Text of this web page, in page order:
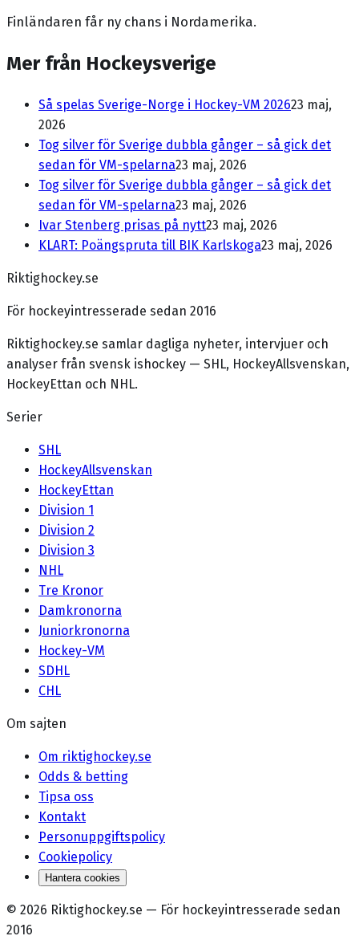
Finländaren får ny chans i Nordamerika.
Mer från Hockeysverige
Så spelas Sverige-Norge i Hockey-VM 202623 maj,
2026
Tog silver för Sverige dubbla gånger – så gick det
sedan för VM-spelarna23 maj, 2026
Tog silver för Sverige dubbla gånger – så gick det
sedan för VM-spelarna23 maj, 2026
Ivar Stenberg prisas på nytt23 maj, 2026
KLART: Poängspruta till BIK Karlskoga23 maj, 2026
Riktighockey.se
För hockeyintresserade sedan 2016
Riktighockey.se samlar dagliga nyheter, intervjuer och
analyser från svensk ishockey — SHL, HockeyAllsvenskan,
HockeyEttan och NHL.
Serier
SHL
HockeyAllsvenskan
HockeyEttan
Division 1
Division 2
Division 3
NHL
Tre Kronor
Damkronorna
Juniorkronorna
Hockey-VM
SDHL
CHL
Om sajten
Om riktighockey.se
Odds & betting
Tipsa oss
Kontakt
Personuppgiftspolicy
Cookiepolicy
Hantera cookies
© 2026 Riktighockey.se — För hockeyintresserade sedan
2016